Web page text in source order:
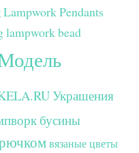
Lampwork Pendants
lampwork bead
Украшения
бусины
вязаные цветы